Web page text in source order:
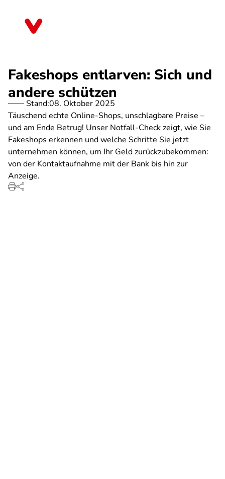
Fakeshops entlarven: Sich und
andere schützen
Stand:08. Oktober 2025
Täuschend echte Online-Shops, unschlagbare Preise –
und am Ende Betrug! Unser Notfall-Check zeigt, wie Sie
Fakeshops erkennen und welche Schritte Sie jetzt
unternehmen können, um Ihr Geld zurückzubekommen:
von der Kontaktaufnahme mit der Bank bis hin zur
Anzeige.